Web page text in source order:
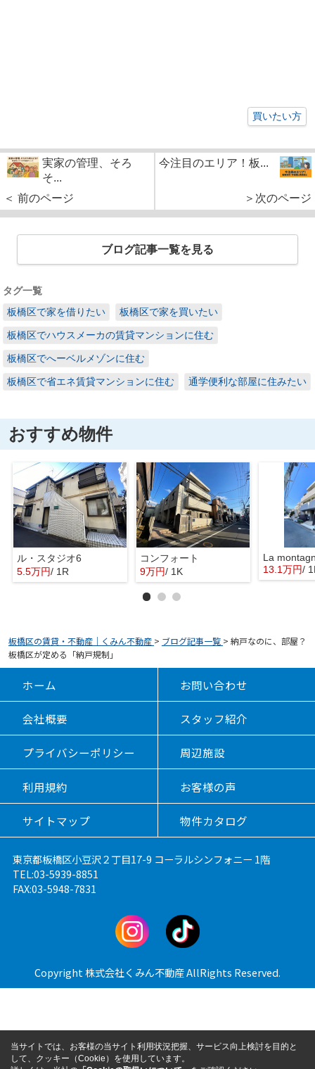
買いたい方
実家の管理、そろ
そ...
＜ 前のページ
今注目のエリア！板...
＞次のページ
ブログ記事一覧を見る
タグ一覧
板橋区で家を借りたい
板橋区で家を買いたい
板橋区でハウスメーカの賃貸マンションに住む
板橋区でへーベルメゾンに住む
板橋区で省エネ賃貸マンションに住む 通学便利な部屋に住みたい
おすすめ物件
ル・スタジオ6
5.5万円/ 1R
コンフォート
9万円/ 1K
La
13.1万円/
板橋区の賃貸・不動産｜くみん不動産 > ブログ記事一覧 > 納戸なのに、部屋？
板橋区が定める「納戸規制」
ホーム お問い合わせ
会社概要 スタッフ紹介
プライバシーポリシー 周辺施設
利用規約 お客様の声
サイトマップ 物件カタログ
東京都板橋区小豆沢２丁目17-9 コーラルシンフォニー 1階
TEL:03-5939-8851
FAX:03-5948-7831
Copyright 株式会社くみん不動産 AllRights Reserved.
当サイトでは、お客様の当サイト利用状況把握、サービス向上検討を目的と
して、クッキー（Cookie）を使用しています。